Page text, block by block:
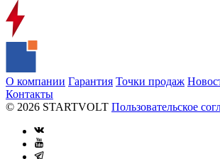
О компании Гарантия Точки продаж
Контакты
© 2026 STARTVOLT Пользовательское